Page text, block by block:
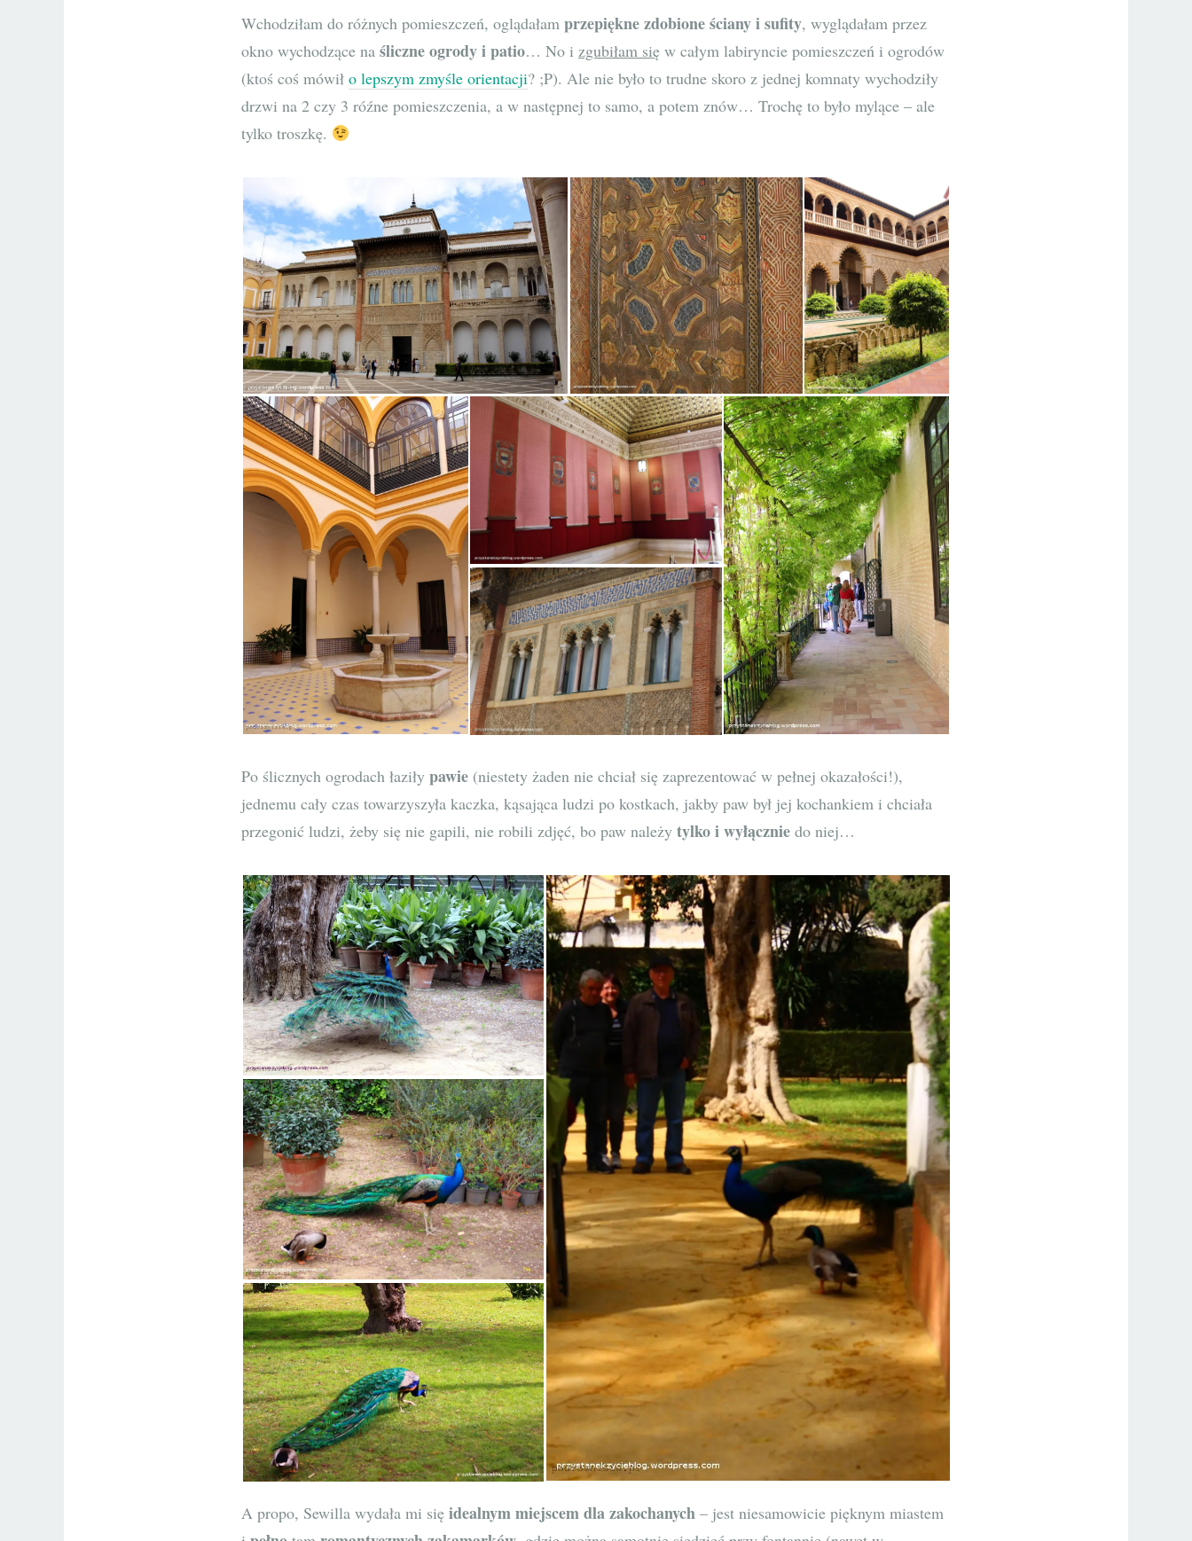
Wchodziłam do różnych pomieszczeń, oglądałam przepiękne zdobione ściany i sufity, wyglądałam przez
okno wychodzące na śliczne ogrody i patio… No i zgubiłam się w całym labiryncie pomieszczeń i ogrodów
(ktoś coś mówił o lepszym zmyśle orientacji? ;P). Ale nie było to trudne skoro z jednej komnaty wychodziły
drzwi na 2 czy 3 róźne pomieszczenia, a w następnej to samo, a potem znów… Trochę to było mylące – ale
tylko troszkę.
Po ślicznych ogrodach łaziły pawie (niestety żaden nie chciał się zaprezentować w pełnej okazałości!),
jednemu cały czas towarzyszyła kaczka, kąsająca ludzi po kostkach, jakby paw był jej kochankiem i chciała
przegonić ludzi, żeby się nie gapili, nie robili zdjęć, bo paw należy tylko i wyłącznie do niej…
A propo, Sewilla wydała mi się idealnym miejscem dla zakochanych – jest niesamowicie pięknym miastem